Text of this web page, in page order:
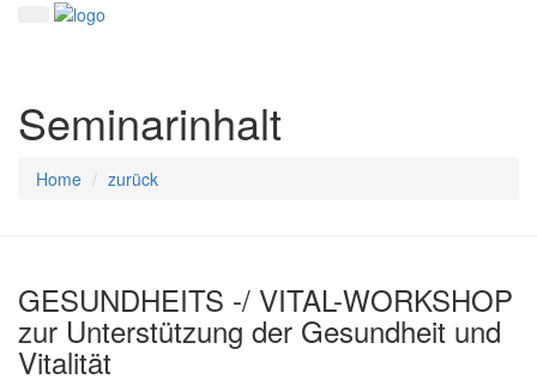
Seminarinhalt
Home zurück
GESUNDHEITS -/ VITAL-WORKSHOP
zur Unterstützung der Gesundheit und
Vitalität